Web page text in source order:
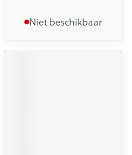
Niet beschikbaar